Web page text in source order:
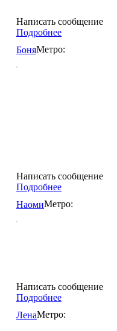
Написать сообщение
Подробнее
БоняМетро:
Написать сообщение
Подробнее
НаомиМетро:
Написать сообщение
Подробнее
ЛенаМетро: